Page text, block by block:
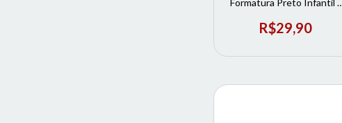
Formatura Preto Infantil |
R$29,90